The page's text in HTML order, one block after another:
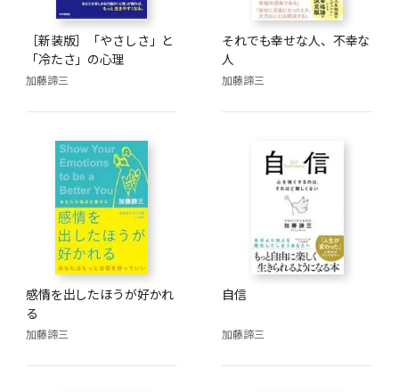
［新装版］「やさしさ」と
「冷たさ」の心理
加藤諦三
それでも幸せな人、不幸な
人
加藤諦三
感情を出したほうが好かれ
る
加藤諦三
自信
加藤諦三